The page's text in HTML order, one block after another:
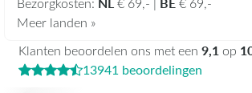
Meer landen »
Klanten beoordelen ons met een 9,1 op
13941 beoordelingen